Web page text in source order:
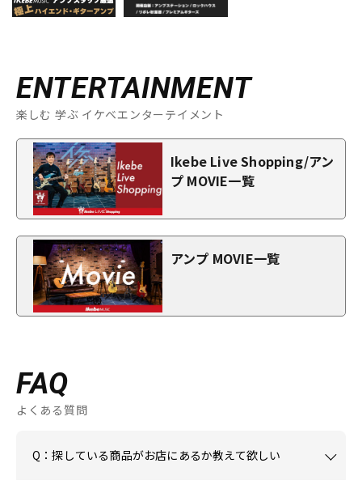
ENTERTAINMENT
楽しむ 学ぶ イケベエンターテイメント
Ikebe Live Shopping/アン
プ MOVIE一覧
アンプ MOVIE一覧
FAQ
よくある質問
Q：探している商品がお店にあるか教えて欲しい